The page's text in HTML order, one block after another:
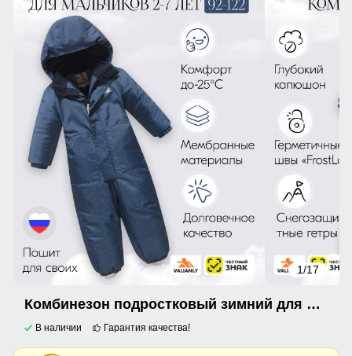
1/17
Комбинезон подростковый зимний для мальчика темно-синего цвета 9401TS
В наличии Гарантия качества!